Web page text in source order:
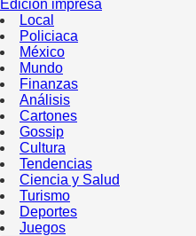
Edición impresa
Local
Policiaca
México
Mundo
Finanzas
Análisis
Cartones
Gossip
Cultura
Tendencias
Ciencia y Salud
Turismo
Deportes
Juegos